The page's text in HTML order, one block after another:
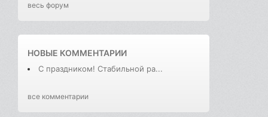
весь форум
НОВЫЕ КОММЕНТАРИИ
С праздником! Стабильной ра...
все комментарии